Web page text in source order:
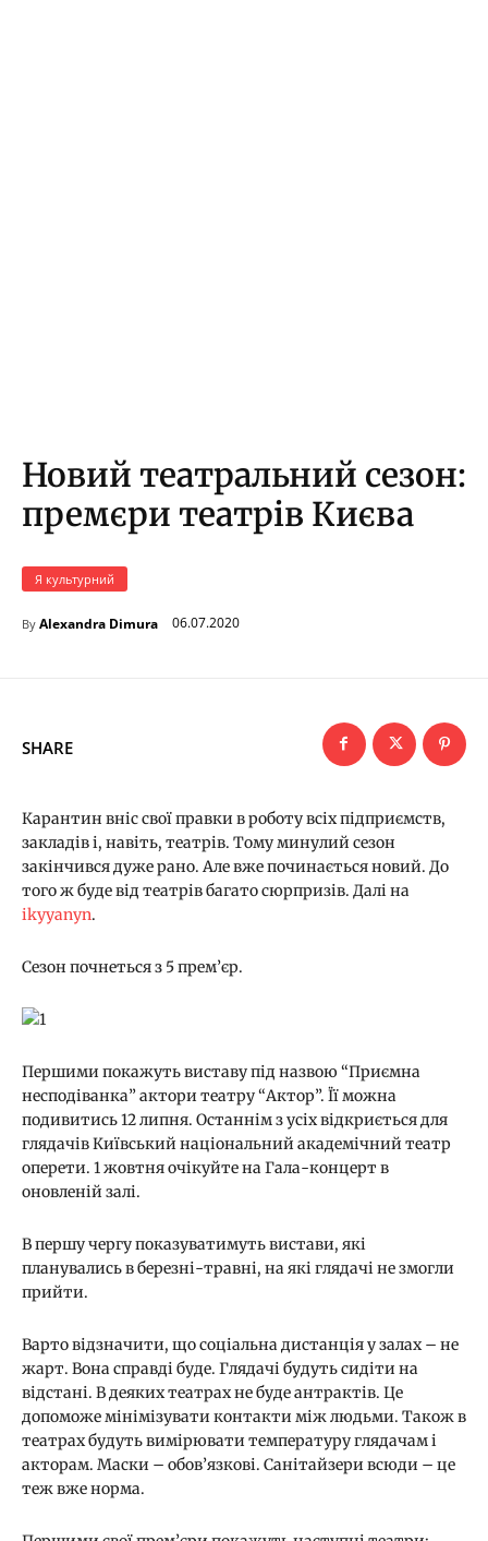
Новий театральний сезон:
премєри театрів Києва
Я культурний
By Alexandra Dimura 06.07.2020
SHARE
Карантин вніс свої правки в роботу всіх підприємств,
закладів і, навіть, театрів. Тому минулий сезон
закінчився дуже рано. Але вже починається новий. До
того ж буде від театрів багато сюрпризів. Далі на
ikyyanyn.
Сезон почнеться з 5 прем’єр.
Першими покажуть виставу під назвою “Приємна
несподіванка” актори театру “Актор”. Її можна
подивитись 12 липня. Останнім з усіх відкриється для
глядачів Київський національний академічний театр
оперети. 1 жовтня очікуйте на Гала-концерт в
оновленій залі.
В першу чергу показуватимуть вистави, які
планувались в березні-травні, на які глядачі не змогли
прийти.
Варто відзначити, що соціальна дистанція у залах – не
жарт. Вона справді буде. Глядачі будуть сидіти на
відстані. В деяких театрах не буде антрактів. Це
допоможе мінімізувати контакти між людьми. Також в
театрах будуть вимірювати температуру глядачам і
акторам. Маски – обов’язкові. Санітайзери всюди – це
теж вже норма.